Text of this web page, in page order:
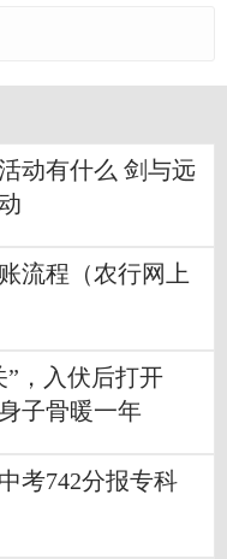
动有什么 剑与远
流程（农行网上
”，入伏后打开
子骨暖一年
考742分报专科